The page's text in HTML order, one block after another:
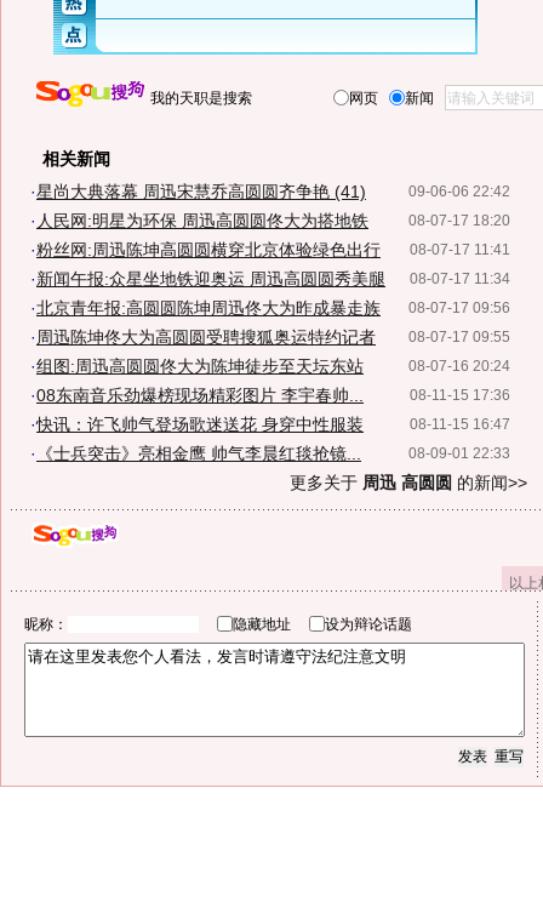
我的天职是搜索 网页 新闻
相关新闻
09-06-06 22:42
·星尚大典落幕 周迅宋慧乔高圆圆齐争艳 (41)
08-07-17 18:20
· 人民网:明星为环保 周迅高圆圆佟大为搭地铁
08-07-17 11:41
·粉丝网:周迅陈坤高圆圆横穿北京体验绿色出行
08-07-17 11:34
·新闻午报:众星坐地铁迎奥运 周迅高圆圆秀美腿
08-07-17 09:56
·北京青年报:高圆圆陈坤周迅佟大为昨成暴走族
08-07-17 09:55
· 周迅陈坤佟大为高圆圆受聘搜狐奥运特约记者
08-07-16 20:24
·组图:周迅高圆圆佟大为陈坤徒步至天坛东站
08-11-15 17:36
·08东南音乐劲爆榜现场精彩图片 李宇春帅...
08-11-15 16:47
·快讯：许飞帅气登场歌迷送花 身穿中性服装
08-09-01 22:33
·
《士兵突击》亮相金鹰 帅气李晨红毯抢镜...
更多关于 周迅 高圆圆 的新闻>>
以
昵称： 隐藏地址 设为辩论话题